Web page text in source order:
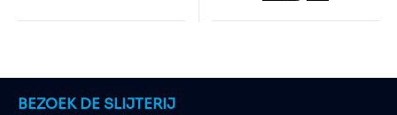
BEZOEK DE SLIJTERIJ